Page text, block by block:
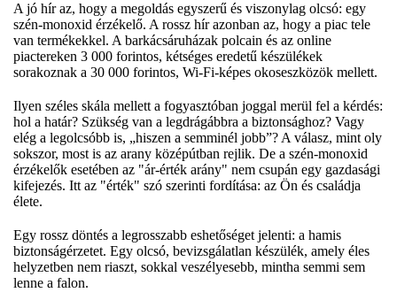
A jó hír az, hogy a megoldás egyszerű és viszonylag olcsó: egy
szén-monoxid érzékelő. A rossz hír azonban az, hogy a piac tele
van termékekkel. A barkácsáruházak polcain és az online
piactereken 3 000 forintos, kétséges eredetű készülékek
sorakoznak a 30 000 forintos, Wi-Fi-képes okoseszközök mellett.
Ilyen széles skála mellett a fogyasztóban joggal merül fel a kérdés:
hol a határ? Szükség van a legdrágábbra a biztonsághoz? Vagy
elég a legolcsóbb is, „hiszen a semminél jobb”? A válasz, mint oly
sokszor, most is az arany középútban rejlik. De a szén-monoxid
érzékelők esetében az "ár-érték arány" nem csupán egy gazdasági
kifejezés. Itt az "érték" szó szerinti fordítása: az Ön és családja
élete.
Egy rossz döntés a legrosszabb eshetőséget jelenti: a hamis
biztonságérzetet. Egy olcsó, bevizsgálatlan készülék, amely éles
helyzetben nem riaszt, sokkal veszélyesebb, mintha semmi sem
lenne a falon.